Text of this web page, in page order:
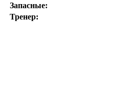
Запасные:
Тренер: